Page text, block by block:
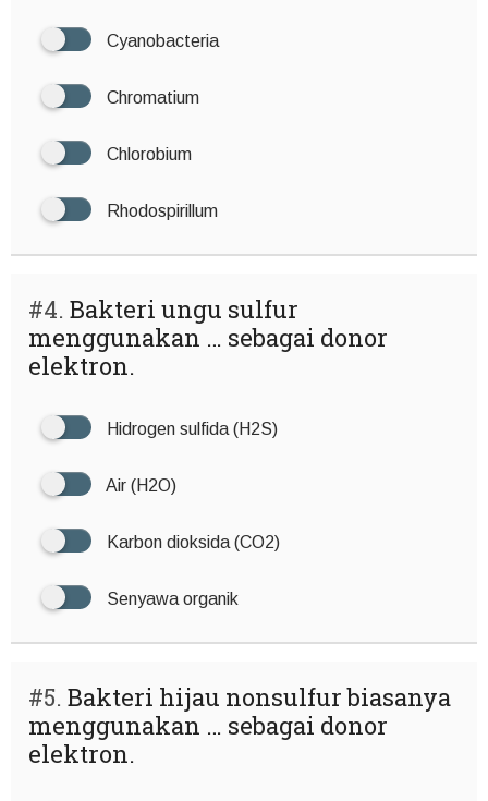
Cyanobacteria
Chromatium
Chlorobium
Rhodospirillum
#4. Bakteri ungu sulfur
menggunakan … sebagai donor
elektron.
Hidrogen sulfida (H2S)
Air (H2O)
Karbon dioksida (CO2)
Senyawa organik
#5. Bakteri hijau nonsulfur biasanya
menggunakan … sebagai donor
elektron.